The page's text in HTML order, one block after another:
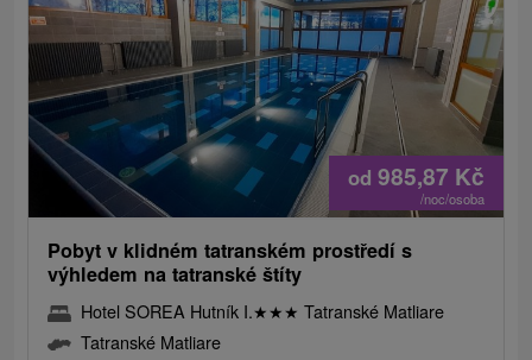
od 985,87 Kč
/noc/osoba
Pobyt v klidném tatranském prostředí s
výhledem na tatranské štíty
Hotel SOREA Hutník I.★★★ Tatranské Matliare
Tatranské Matliare